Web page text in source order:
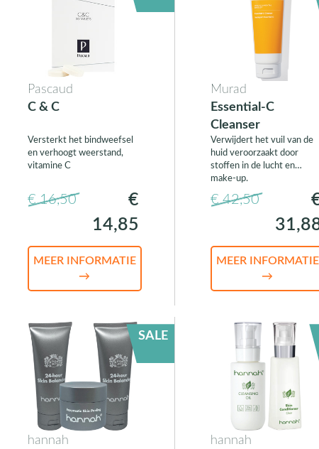
Pascaud
C & C
Versterkt het bindweefsel
en verhoogt weerstand,
vitamine C
€ 16,50
€
14,85
MEER INFORMATIE
→
Murad
Essential-C
Cleanser
Verwijdert het vuil van de
huid veroorzaakt door
stoffen in de lucht en
make-up.
€ 42,50
MEER INFORMATIE
→
SALE
hannah
hannah